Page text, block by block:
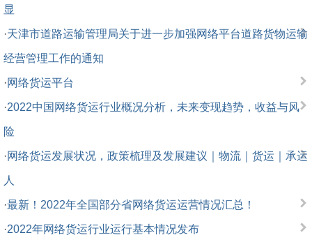
显
·天津市道路运输管理局关于进一步加强网络平台道路货物运输
经营管理工作的通知
·网络货运平台
·2022中国网络货运行业概况分析，未来变现趋势，收益与风
险
·网络货运发展状况，政策梳理及发展建议｜物流｜货运｜承运
人
·最新！2022年全国部分省网络货运运营情况汇总！
·2022年网络货运行业运行基本情况发布